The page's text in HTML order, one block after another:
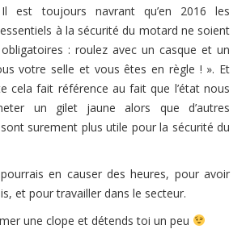
est toujours navrant qu’en 2016 les
à la sécurité du motard ne soient
: roulez avec un casque et un
votre selle et vous êtes en règle ! ». Et
cela fait référence au fait que l’état nous
un gilet jaune alors que d’autres
surement plus utile pour la sécurité du
en causer des heures, pour avoir
et pour travailler dans le secteur.
une clope et détends toi un peu